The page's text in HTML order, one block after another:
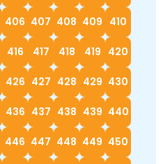
406 407 408 409 410
416 417 418 419 420
426 427 428 429 430
436 437 438 439 440
446 447 448 449 450